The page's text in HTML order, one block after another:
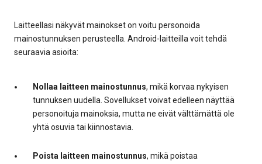
Laitteellasi näkyvät mainokset on voitu personoida
mainostunnuksen perusteella. Android-laitteilla voit tehdä
seuraavia asioita:
Nollaa laitteen mainostunnus, mikä korvaa nykyisen
tunnuksen uudella. Sovellukset voivat edelleen näyttää
personoituja mainoksia, mutta ne eivät välttämättä ole
yhtä osuvia tai kiinnostavia.
Poista laitteen mainostunnus, mikä poistaa